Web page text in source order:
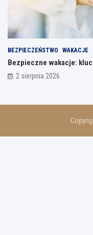
BEZPIECZEŃSTWO WAKACJE
Bezpieczne wakacje:
2 sierpnia 2026